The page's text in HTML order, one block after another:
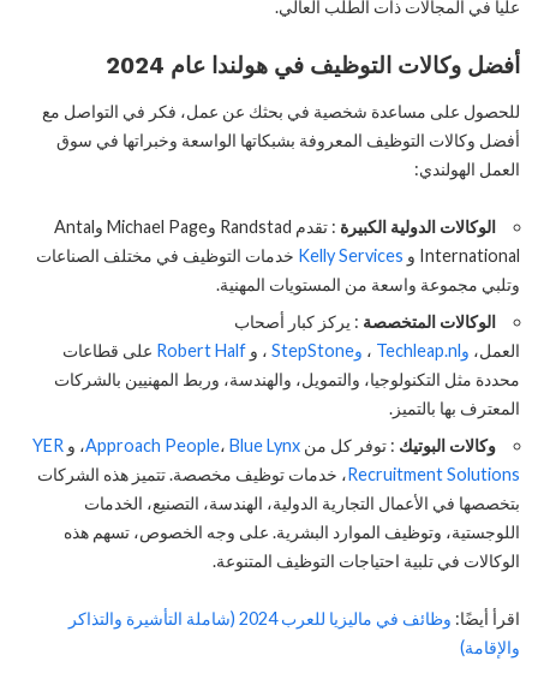
عليا في المجالات ذات الطلب العالي.
أفضل وكالات التوظيف في هولندا عام 2024
للحصول على مساعدة شخصية في بحثك عن عمل، فكر في التواصل مع
أفضل وكالات التوظيف المعروفة بشبكاتها الواسعة وخبراتها في سوق
العمل الهولندي:
الوكالات الدولية الكبيرة
: تقدم Randstad وMichael Page وAntal
International و
Kelly Services خدمات التوظيف في مختلف الصناعات
وتلبي مجموعة واسعة من المستويات المهنية.
الوكالات المتخصصة : يركز كبار أصحاب
العمل، وTechleap.nl ، وStepStone ، و Robert Half على قطاعات
محددة مثل التكنولوجيا، والتمويل، والهندسة، وربط المهنيين بالشركات
المعترف بها بالتميز.
وكالات البوتيك : توفر كل من Approach People، Blue Lynx ، وYER
Recruitment Solutions، خدمات توظيف مخصصة. تتميز هذه الشركات
بتخصصها في الأعمال التجارية الدولية، الهندسة، التصنيع، الخدمات
اللوجستية، وتوظيف الموارد البشرية. على وجه الخصوص، تسهم هذه
الوكالات في تلبية احتياجات التوظيف المتنوعة.
اقرأ أيضًا:
وظائف في ماليزيا للعرب 2024 (شاملة التأشيرة والتذاكر
والإقامة)